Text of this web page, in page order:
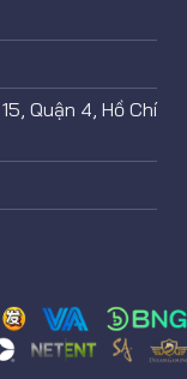
Quận 4, Hồ Chí